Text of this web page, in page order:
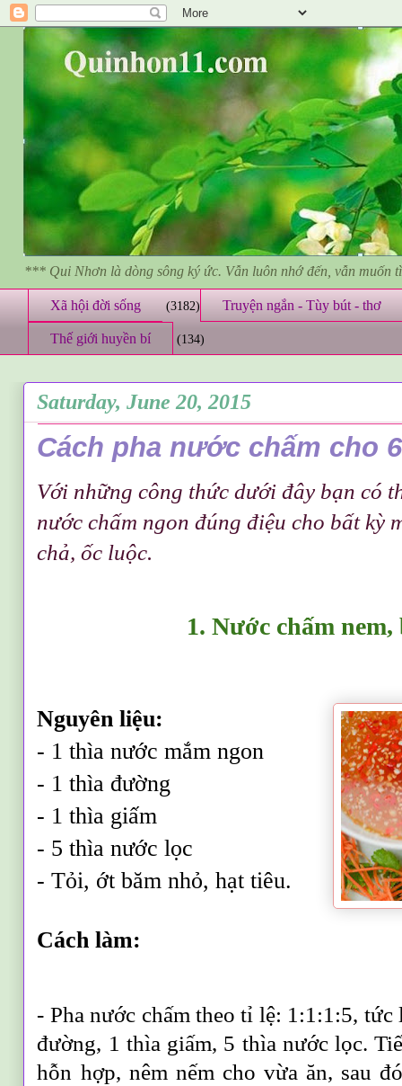
*** Qui Nhơn là dòng sông ký ức. Vẫn luôn nhớ đến, vẫn muốn
Xã hội đời sống (3182) Truyện ngắn - Tùy bút - thơ
Thế giới huyền bí (134)
Saturday, June 20, 2015
Cách pha nước chấm cho
Với những công thức dưới đây bạn có
nước chấm ngon đúng điệu cho bất kỳ
chả, ốc luộc.
1. Nước chấm nem,
Nguyên liệu:
- 1 thìa nước mắm ngon
- 1 thìa đường
- 1 thìa giấm
- 5 thìa nước lọc
- Tỏi, ớt băm nhỏ, hạt tiêu.
Cách làm:
- Pha nước chấm theo tỉ lệ: 1:1:1:5,
đường, 1 thìa giấm, 5 thìa nước lọc.
hỗn hợp, nêm nếm cho vừa ăn, sau